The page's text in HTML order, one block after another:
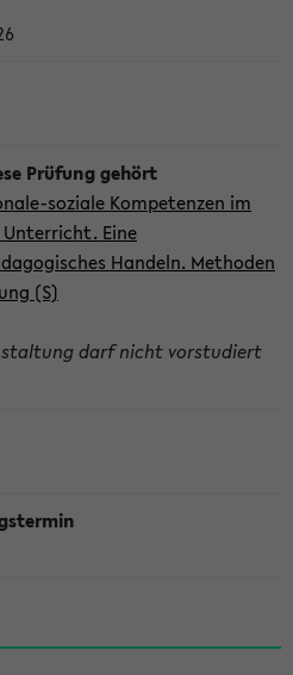
soziale Kompetenzen im
Eine
Handeln. Methoden
(S)
darf nicht vorstudiert